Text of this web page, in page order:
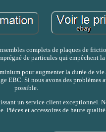
complets de plaques de
de particules qui empêchent
pour augmenter la durée de
EBC. Si nous avons des problèmes
possible.
un service client exceptionnel.
et accessoires de haute